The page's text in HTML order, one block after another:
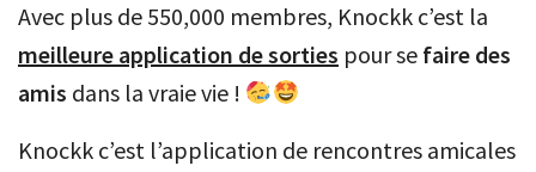
Avec plus de 550,000 membres, Knockk c’est la
meilleure application de sorties pour se faire des
amis dans la vraie vie !
Knockk c’est l’application de rencontres amicales